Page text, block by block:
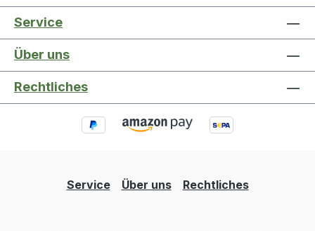
Service
Über uns
Rechtliches
Service Über uns Rechtliches